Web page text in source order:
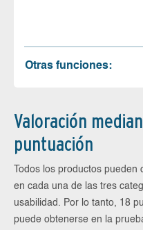
Otras funciones:
Valoración
puntuación
Todos los productos
en cada una de las tres
usabilidad. Por lo tanto, 18
puede obtenerse en la